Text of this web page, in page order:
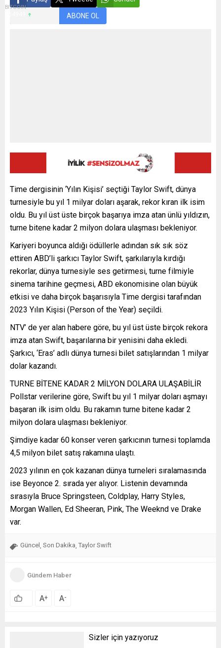
BITCOIN
ABONE OL
Time dergisinin ‘Yılın Kişisi’ seçtiği Taylor Swift, dünya
turnesiyle bu yıl 1 milyar doları aşarak, rekor kıran ilk isim
oldu. Bu yıl üst üste birçok başarıya imza atan ünlü yıldızın,
turne bitene kadar 2 milyon dolara ulaşması bekleniyor.
Kariyeri boyunca aldığı ödüllerle adından sık sık söz
ettiren ABD’li şarkıcı Taylor Swift, şarkılarıyla kırdığı
rekorlar, dünya turnesiyle ses getirmesi, turne filmiyle
sinema tarihine geçmesi, ABD ekonomisine olan büyük
etkisi ve daha birçok başarısıyla Time dergisi tarafından
2023 Yılın Kişisi (Person of the Year) seçildi.
NTV’ de yer alan habere göre, bu yıl üst üste birçok rekora
imza atan Swift, başarılarına bir yenisini daha ekledi.
Şarkıcı, ‘Eras’ adlı dünya turnesi bilet satışlarından 1 milyar
dolar kazandı.
TURNE BİTENE KADAR 2 MİLYON DOLARA ULAŞABİLİR
Pollstar verilerine göre, Swift bu yıl 1 milyar doları aşmayı
başaran ilk isim oldu. Bu rakamın turne bitene kadar 2
milyon dolara ulaşması bekleniyor.
Şimdiye kadar 60 konser veren şarkıcının turnesi toplamda
4,5 milyon bilet satış rakamına ulaştı.
2023 yılının en çok kazanan dünya turneleri sıralamasında
ise Beyonce 2. sırada yer alıyor. Listenin devamında
sırasıyla Bruce Springsteen, Coldplay, Harry Styles,
Morgan Wallen, Ed Sheeran, Pink, The Weeknd ve Drake
var.
Güncel , Son Dakika, Taylor Swift
Gündem Haber
A+ A-
Sizler için yazıyoruz